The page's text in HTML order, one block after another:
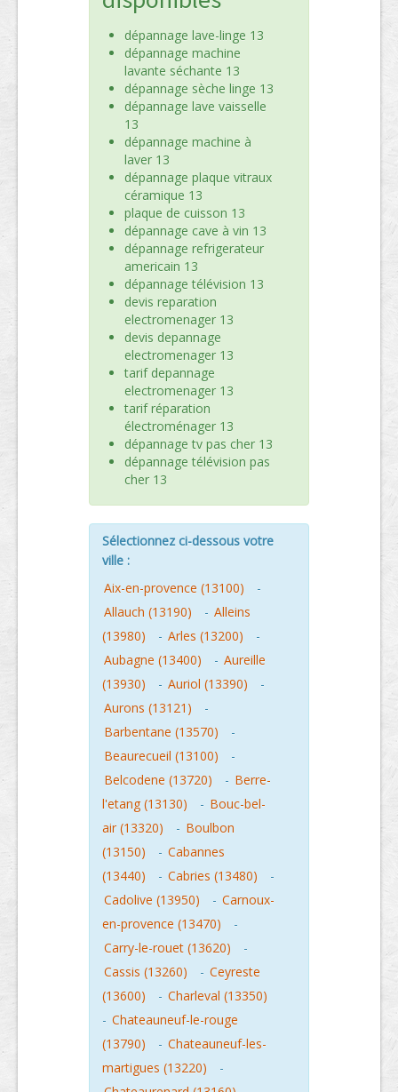
dépannage lave-linge 13
dépannage machine
lavante séchante 13
dépannage sèche linge 13
dépannage lave vaisselle
13
dépannage machine à
laver 13
dépannage plaque vitraux
céramique 13
plaque de cuisson 13
dépannage cave à vin 13
dépannage refrigerateur
americain 13
dépannage télévision 13
devis reparation
electromenager 13
devis depannage
electromenager 13
tarif depannage
electromenager 13
tarif réparation
électroménager 13
dépannage tv pas cher 13
dépannage télévision pas
cher 13
Sélectionnez ci-dessous votre
ville :
Aix-en-provence (13100)
-
Allauch (13190)
- Alleins
(13980)
- Arles (13200)
-
Aubagne (13400)
- Aureille
(13930)
- Auriol (13390)
-
Aurons (13121)
-
Barbentane (13570)
-
Beaurecueil (13100)
-
Belcodene (13720)
- Berre-
l'etang (13130)
- Bouc-bel-
air (13320)
- Boulbon
(13150)
- Cabannes
(13440)
- Cabries (13480)
-
Cadolive (13950)
- Carnoux-
en-provence (13470)
-
Carry-le-rouet (13620)
-
Cassis (13260)
- Ceyreste
(13600)
- Charleval (13350)
- Chateauneuf-le-rouge
(13790)
- Chateauneuf-les-
martigues (13220)
-